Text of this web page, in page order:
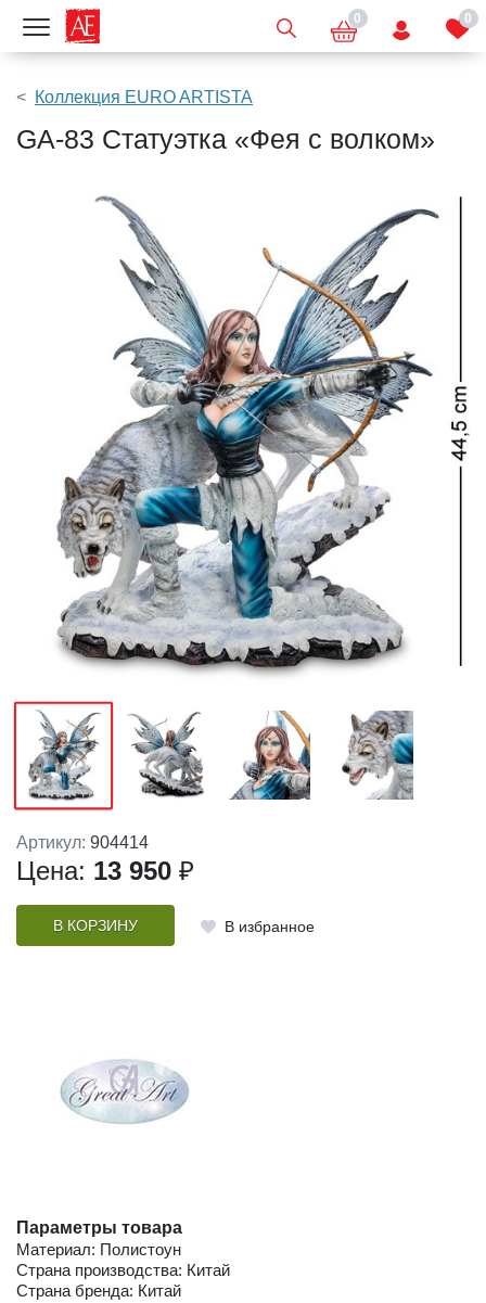
Показать меню 0 0
Коллекция EURO ARTISTA
GA-83 Статуэтка «Фея с волком»
Артикул: 904414
Цена: 13 950 ₽
В КОРЗИНУ В избранное
Параметры товара
Материал: Полистоун
Страна производства: Китай
Страна бренда: Китай